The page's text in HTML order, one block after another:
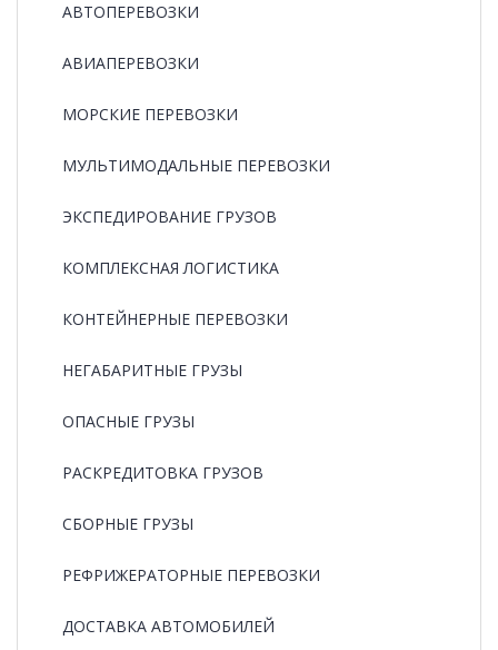
АВТОПЕРЕВОЗКИ
АВИАПЕРЕВОЗКИ
МОРСКИЕ ПЕРЕВОЗКИ
МУЛЬТИМОДАЛЬНЫЕ ПЕРЕВОЗКИ
ЭКСПЕДИРОВАНИЕ ГРУЗОВ
КОМПЛЕКСНАЯ ЛОГИСТИКА
КОНТЕЙНЕРНЫЕ ПЕРЕВОЗКИ
НЕГАБАРИТНЫЕ ГРУЗЫ
ОПАСНЫЕ ГРУЗЫ
РАCКРЕДИТОВКА ГРУЗОВ
СБОРНЫЕ ГРУЗЫ
РЕФРИЖЕРАТОРНЫЕ ПЕРЕВОЗКИ
ДОСТАВКА АВТОМОБИЛЕЙ